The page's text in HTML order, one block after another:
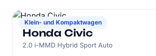
Klein- und Kompaktwagen
HONDA
Honda Civic
2.0 i-MMD Hybrid Sport Auto